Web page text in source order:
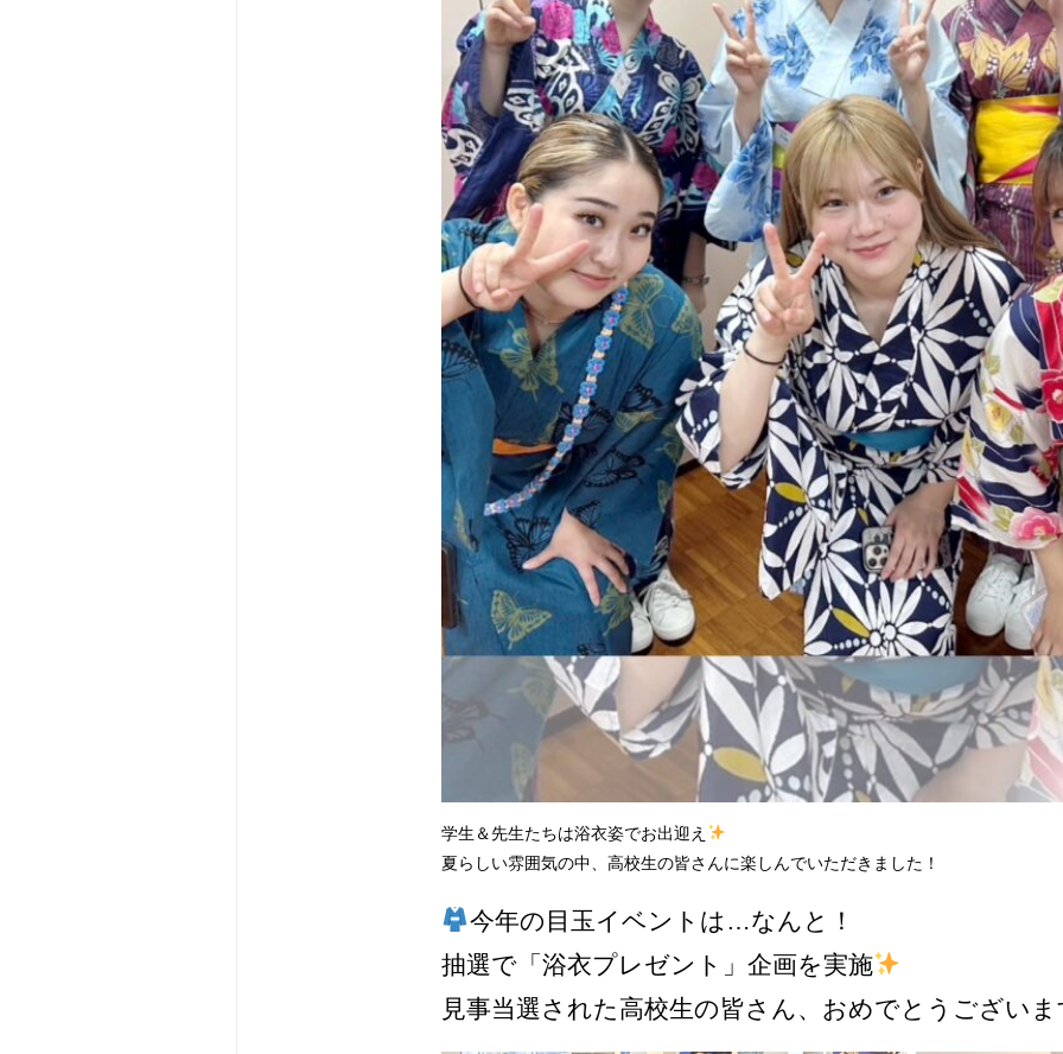
学生＆先生たちは浴衣姿でお出迎え
夏らしい雰囲気の中、高校生の皆さんに楽しんでいただきました！
今年の目玉イベントは…なんと！
抽選で「浴衣プレゼント」企画を実施
見事当選された高校生の皆さん、おめでとうございま